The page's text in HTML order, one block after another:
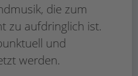
die zum
zu aufdringlich ist.
und
werden.